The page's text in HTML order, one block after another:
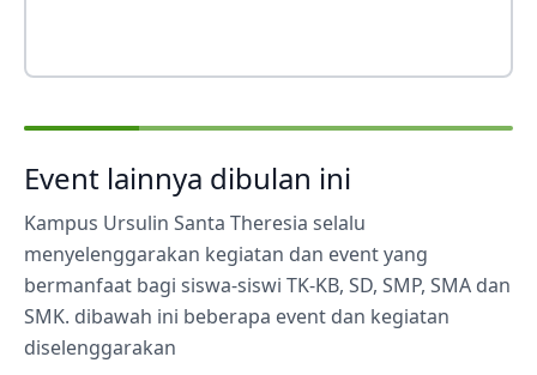
Event lainnya dibulan ini
Kampus Ursulin Santa Theresia selalu
menyelenggarakan kegiatan dan event yang
bermanfaat bagi siswa-siswi TK-KB, SD, SMP, SMA dan
SMK. dibawah ini beberapa event dan kegiatan
diselenggarakan